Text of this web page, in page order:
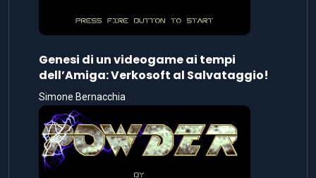
Genesi di un videogame ai tempi
dell’Amiga: Verkosoft al Salvataggio!
Simone Bernacchia